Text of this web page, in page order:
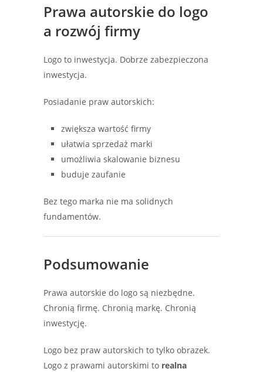
Prawa autorskie do logo
a rozwój firmy
Logo to inwestycja. Dobrze zabezpieczona
inwestycja.
Posiadanie praw autorskich:
zwiększa wartość firmy
ułatwia sprzedaż marki
umożliwia skalowanie biznesu
buduje zaufanie
Bez tego marka nie ma solidnych
fundamentów.
Podsumowanie
Prawa autorskie do logo są niezbędne.
Chronią firmę. Chronią markę. Chronią
inwestycję.
Logo bez praw autorskich to tylko obrazek.
Logo z prawami autorskimi to realna